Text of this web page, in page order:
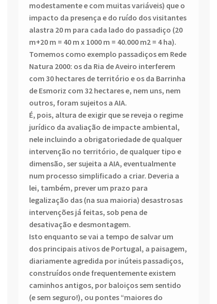
modestamente e com muitas variáveis) que o
impacto da presença e do ruído dos visitantes
alastra 20 m para cada lado do passadiço (20
m+20 m = 40 m x 1000 m = 40.000 m2 = 4 ha).
Tomemos como exemplo passadiços em Rede
Natura 2000: os da Ria de Aveiro interferem
com 30 hectares de território e os da Barrinha
de Esmoriz com 32 hectares e, nem uns, nem
outros, foram sujeitos a AIA.
É, pois, altura de exigir que se reveja o regime
jurídico da avaliação de impacte ambiental,
nele incluindo a obrigatoriedade de qualquer
intervenção no território, de qualquer tipo e
dimensão, ser sujeita a AIA, eventualmente
num processo simplificado a criar. Deveria a
lei, também, prever um prazo para
legalização das (na sua maioria) desastrosas
intervenções já feitas, sob pena de
desativação e desmontagem.
Isto enquanto se vai a tempo de salvar um
dos principais ativos de Portugal, a paisagem,
diariamente agredida por inúteis passadiços,
construídos onde frequentemente existem
caminhos antigos, por baloiços sem sentido
(e sem seguro!), ou pontes “maiores do